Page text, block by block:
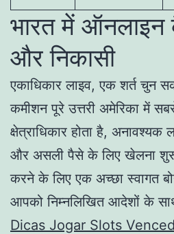
भारत में ऑनलाइन
और निकासी
एकाधिकार लाइव, एक शर्त चुन
कमीशन पूरे उत्तरी अमेरिका में
क्षेत्राधिकार होता है,
और असली पैसे के लिए खेलना
करने के लिए एक अच्छा स्वागत
आपको निम्नलिखित आदेशों के
Dicas Jogar Slots